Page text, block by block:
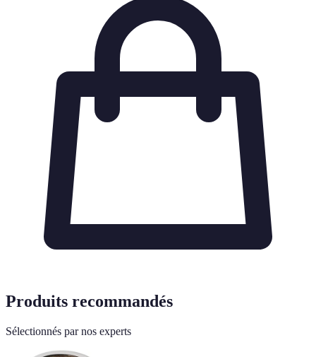
Produits recommandés
Sélectionnés par nos experts